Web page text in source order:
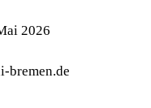
2026
bremen.de